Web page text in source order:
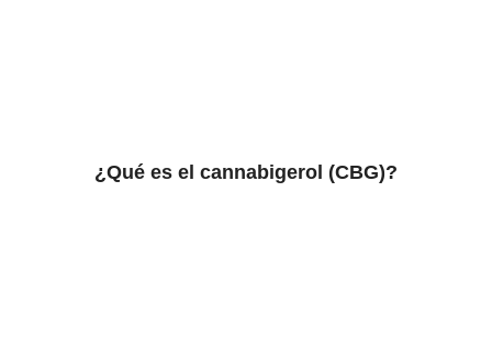
¿Qué es el cannabigerol (CBG)?